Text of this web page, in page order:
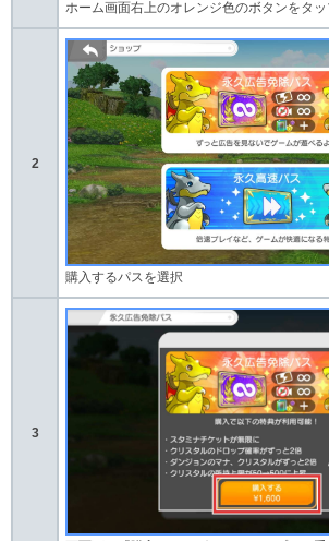
ホーム画面右上のオレンジ色のボタンをタッ
2
購入するパスを選択
3